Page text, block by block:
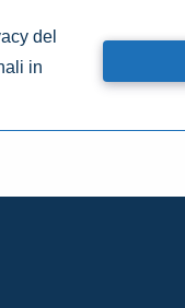
del
in